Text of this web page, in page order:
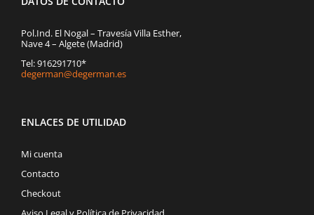
Pol.Ind. El Nogal – Travesía Villa Esther,
Nave 4 – Algete (Madrid)
Tel: 916291710*
degerman@degerman.es
ENLACES DE UTILIDAD
Mi cuenta
Contacto
Checkout